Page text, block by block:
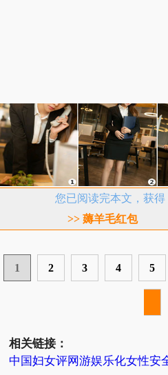
您已阅读完本文，获得
>> 薅羊毛红包
1 2 3 4 5
相关链接：
中国妇女评网游娱乐化女性安